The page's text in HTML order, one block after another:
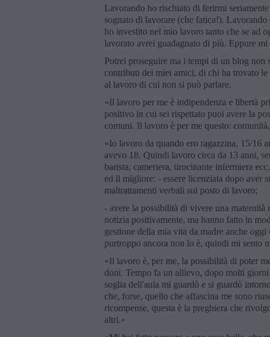
Lavorando ho rischiato di ferirmi
sognato di lavorare (che fatica!).
ho investito nel mio lavoro tanto che se ad
lavorato avrei guadagnato di più. Eppure
Potrei proseguire ma i tempi di un blog non
contributi dei miei amici, di chi ha trovato
al lavoro di cui non si può parlare.
«Il lavoro per me è indipendenza e libertà
positivo in cui sei rispettato puoi avere la
comuni. Il lavoro è per me questo:
«Io lavoro da quando ero ragazzina, 15/16
avevo 18. Quindi lavoro circa da 13 anni,
barista, cameriera, tirocinante infermiera
ed il migliore: - essere licenziata dopo aver
maltrattamenti verbali sul posto di lavoro;
- avere la possibilità di vivere una
notizia positivamente, ma hanno fatto in
gestione della mia vita da madre anche
purtroppo ancora non lo è, quindi mi sento
«Il lavoro è, per me, la possibilità di poter
doni. Tempo fa un allievo, dopo molti
soglia dell'aula mi guardò e si guardò
che, forse, quello che affascina me sono
ricompense, questa è la preghiera che
altri.»